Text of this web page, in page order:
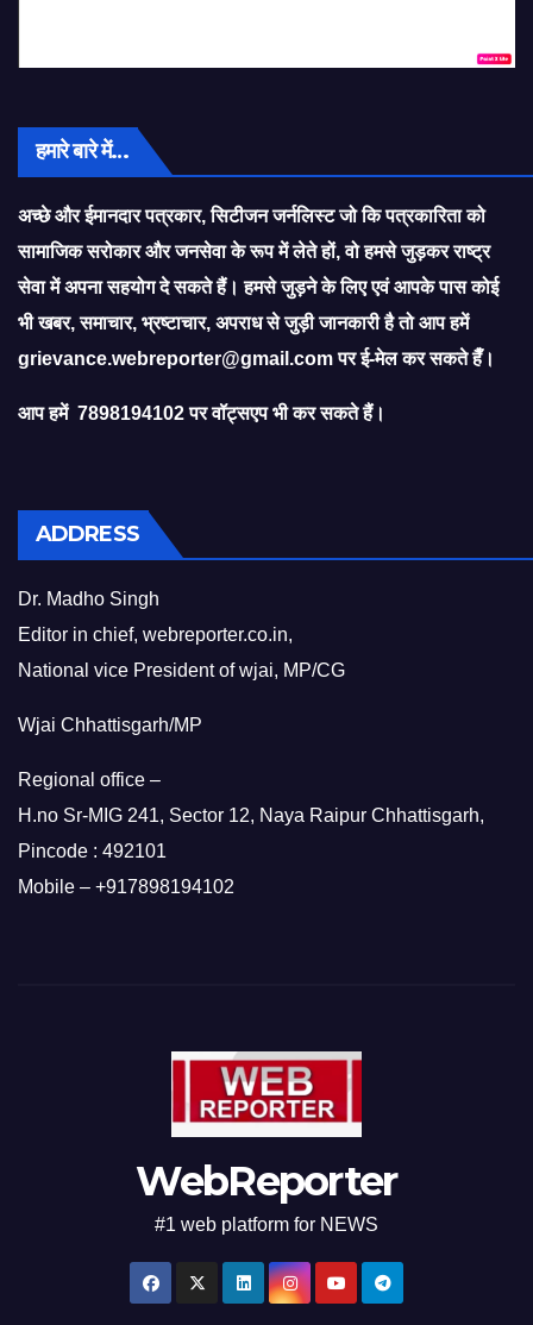
हमारे बारे में…
अच्छे और ईमानदार पत्रकार, सिटीजन जर्नलिस्ट जो कि पत्रकारिता को
सामाजिक सरोकार और जनसेवा के रूप में लेते हों, वो हमसे जुड़कर राष्ट्र
सेवा में अपना सहयोग दे सकते हैं। हमसे जुड़ने के लिए एवं आपके पास कोई
भी खबर, समाचार, भ्रष्टाचार, अपराध से जुड़ी जानकारी है तो आप हमें
grievance.webreporter@gmail.comपर ई-मेल कर सकते हैँ।
आप हमें 7898194102 पर वॉट्सएप भी कर सकते हैं।
ADDRESS
Dr. Madho Singh
Editor in chief, webreporter.co.in,
National vice President of wjai, MP/CG
Wjai Chhattisgarh/MP
Regional office –
H.no Sr-MIG 241, Sector 12, Naya Raipur Chhattisgarh,
Pincode : 492101
Mobile – +917898194102
WebReporter
#1 web platform for NEWS